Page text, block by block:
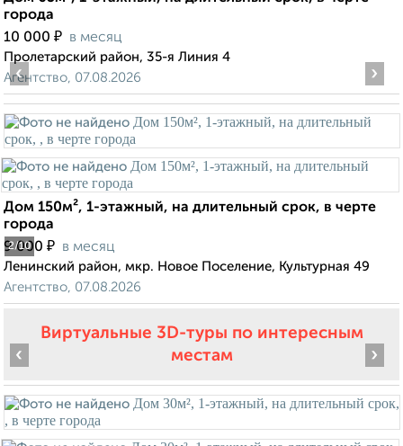
города
10 000 ₽ в месяц
Пролетарский район, 35-я Линия 4
Агентство, 07.08.2026
2/10
‹ ›
Дом 150м², 1-этажный, на длительный срок, в черте
города
9 000 ₽ в месяц
Ленинский район, мкр. Новое Поселение, Культурная 49
Агентство, 07.08.2026
Виртуальные 3D-туры по интересным
местам
‹ ›